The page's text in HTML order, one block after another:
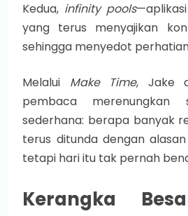
Kedua, infinity pools
yang terus menyajikan
sehingga menyedot
Melalui Make Time, Jake
pembaca merenungkan
sederhana: berapa banyak
terus ditunda dengan alasan
tetapi hari itu tak pernah
Kerangka